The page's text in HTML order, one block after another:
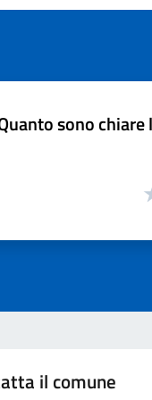
sono
il comune